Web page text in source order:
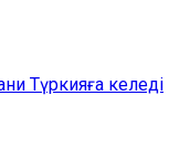
Түркияға келеді